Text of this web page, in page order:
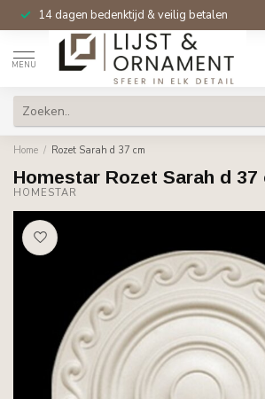
14 dagen bedenktijd & veilig betalen
MENU
Home / Rozet Sarah d 37 cm
Homestar Rozet Sarah d 37
HOMESTAR